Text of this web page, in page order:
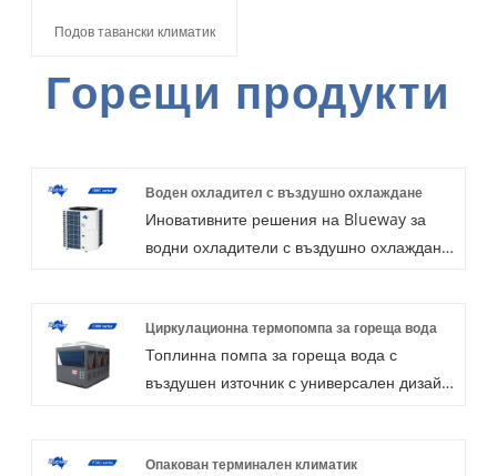
Подов тавански климатик
Горещи продукти
Воден охладител с въздушно охлаждане
Иновативните решения на Blueway за
водни охладители с въздушно охлаждане
надеждно охлаждане за всички видове
жилищни и търговски приложения.
Специално за тропическия дизайн за
интерфейс RS485. Допълнителна
Циркулационна термопомпа за гореща вода
Топлинна помпа за гореща вода с
въздушен източник с универсален дизайн,
за бързо и стабилно захранване с топла
Опакован терминален климатик